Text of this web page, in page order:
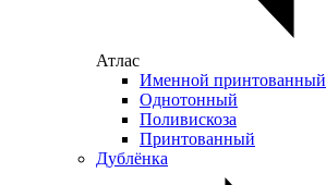
Атлас
Именной принтованный
Однотонный
Поливискоза
Принтованный
Дублёнка